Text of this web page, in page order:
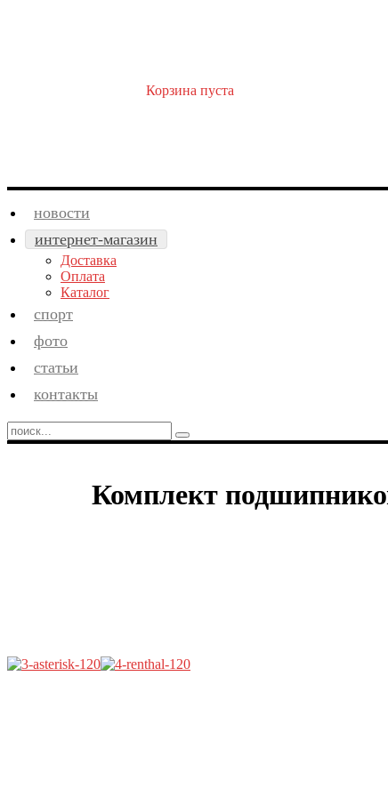
Корзина пуста
новости
интернет-магазин
Доставка
Оплата
Каталог
спорт
фото
статьи
контакты
Комплект